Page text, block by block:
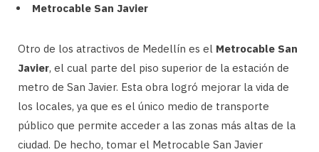
Metrocable San Javier
Otro de los atractivos de Medellín es el Metrocable San
Javier, el cual parte del piso superior de la estación de
metro de San Javier. Esta obra logró mejorar la vida de
los locales, ya que es el único medio de transporte
público que permite acceder a las zonas más altas de la
ciudad. De hecho, tomar el Metrocable San Javier